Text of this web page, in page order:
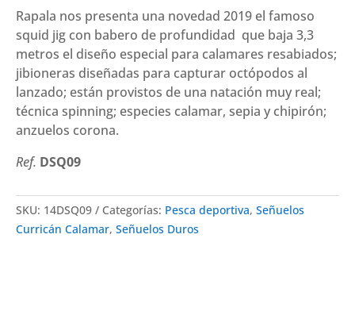
(90
mm
15
g)
cantidad
Rapala nos presenta una novedad 2019 el famoso
squid jig con babero de profundidad que baja 3,3
metros el diseño especial para calamares resabiados;
jibioneras diseñadas para capturar octópodos al
lanzado; están provistos de una natación muy real;
técnica spinning; especies calamar, sepia y chipirón;
anzuelos corona.
Ref. DSQ09
SKU: 14DSQ09 Categorías: Pesca deportiva, Señuelos
Curricán Calamar, Señuelos Duros